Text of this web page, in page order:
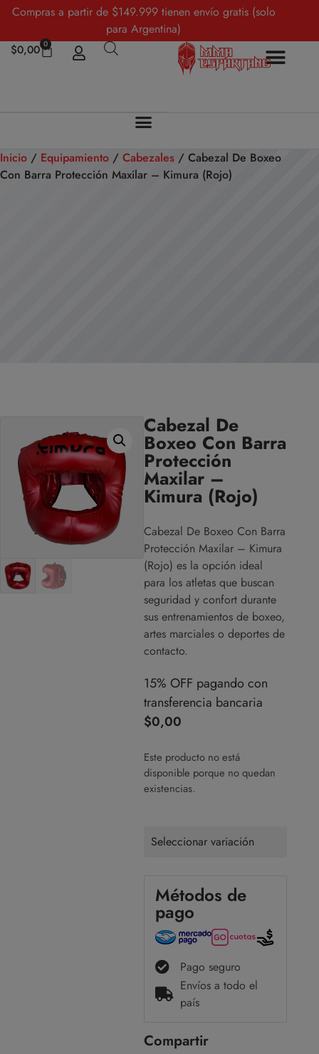
Compras a partir de $149.999 tienen envío gratis (solo
para Argentina)
$0,00 0
Inicio / Equipamiento / Cabezales / Cabezal De Boxeo
Con Barra Protección Maxilar – Kimura (Rojo)
Cabezal De
Boxeo Con Barra
Protección
Maxilar –
Kimura (Rojo)
Cabezal De Boxeo Con Barra
Protección Maxilar – Kimura
(Rojo) es la opción ideal
para los atletas que buscan
seguridad y confort durante
sus entrenamientos de boxeo,
artes marciales o deportes de
contacto.
15% OFF pagando con
transferencia bancaria
$0,00
Este producto no está
disponible porque no quedan
existencias.
Seleccionar variación
Métodos de
pago
Pago seguro
Envíos a todo el
país
Compartir